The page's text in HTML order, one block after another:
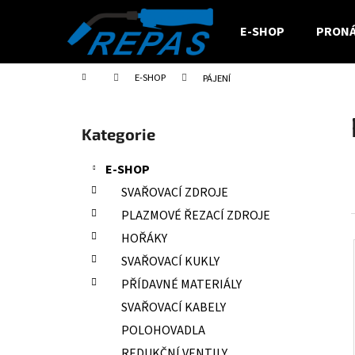
E-SHOP
Domů E-SHOP PÁJENÍ
Přeskočit
kategorie
Kategorie
E-SHOP
SVAŘOVACÍ ZDROJE
PLAZMOVÉ ŘEZACÍ ZDROJE
HOŘÁKY
SVAŘOVACÍ KUKLY
PŘÍDAVNÉ MATERIÁLY
SVAŘOVACÍ KABELY
POLOHOVADLA
í
Zpět
do
Zpět
do